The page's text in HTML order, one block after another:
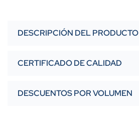
DESCRIPCIÓN DEL PRODUCTO
CERTIFICADO DE CALIDAD
DESCUENTOS POR VOLUMEN